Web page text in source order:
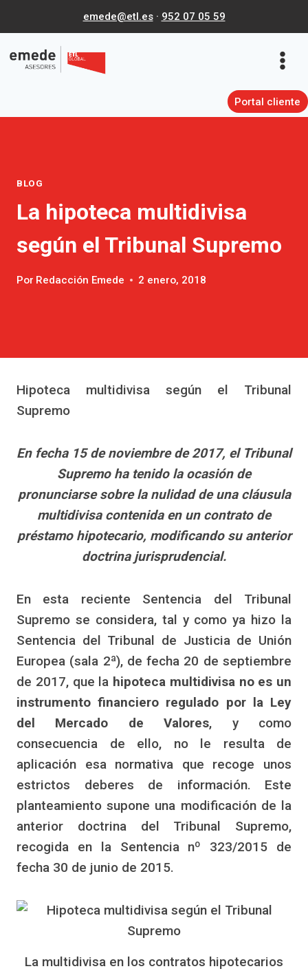
al
contenido
emede@etl.es· 952 07 05 59
Portal cliente
BLOG
La hipoteca multidivisa
según el Tribunal Supremo
Por Redacción Emede 2 enero, 2018
Hipoteca multidivisa según el Tribunal
Supremo
En fecha 15 de noviembre de 2017, el Tribunal
Supremo ha tenido la ocasión de
pronunciarse sobre la nulidad de una cláusula
multidivisa contenida en un contrato de
préstamo hipotecario, modificando su anterior
doctrina jurisprudencial.
En esta reciente Sentencia del Tribunal
Supremo se considera, tal y como ya hizo la
Sentencia del Tribunal de Justicia de Unión
Europea (sala 2ª), de fecha 20 de septiembre
de 2017, que la hipoteca multidivisa no es un
instrumento financiero regulado por la Ley
del Mercado de Valores, y como
consecuencia de ello, no le resulta de
aplicación esa normativa que recoge unos
estrictos deberes de información. Este
planteamiento supone una modificación de la
anterior doctrina del Tribunal Supremo,
recogida en la Sentencia nº 323/2015 de
fecha 30 de junio de 2015.
La multidivisa en los contratos hipotecarios